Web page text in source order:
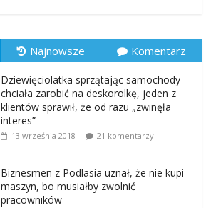
Najnowsze Komentarz
Dziewięciolatka sprzątając samochody
chciała zarobić na deskorolkę, jeden z
klientów sprawił, że od razu „zwinęła
interes”
13 września 2018 21 komentarzy
Biznesmen z Podlasia uznał, że nie kupi
maszyn, bo musiałby zwolnić
pracowników